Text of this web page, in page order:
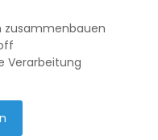
zusammenbauen
Verarbeitung